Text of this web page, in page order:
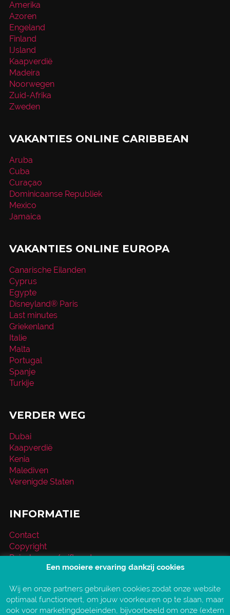
Amerika
Azoren
Engeland
Finland
IJsland
Kaapverdië
Madeira
Noorwegen
Zuid-Afrika
Zweden
VAKANTIES ONLINE CARIBBEAN
Aruba
Cuba
Curaçao
Dominicaanse Republiek
Mexico
Jamaica
VAKANTIES ONLINE EUROPA
Canarische Eilanden
Cyprus
Egypte
Disneyland® Paris
Last minutes
Griekenland
Italie
Malta
Portugal
Spanje
Turkije
VERDER WEG
Dubai
Kaapverdië
Kenia
Malediven
Verenigde Staten
INFORMATIE
Contact
Copyright
Reischeque / giftcard
Over VakantieXperts
Service en vragen
Vind jouw VakantieXpert
Een mooiere ervaring dankzij cookies
Wij en onze partners gebruiken cookies zodat onze website
optimaal functioneert, om jouw voorkeuren op te slaan, maar
ook voor marketingdoeleinden, bijvoorbeeld om onze (extern